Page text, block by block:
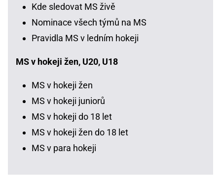
Kde sledovat MS živě
Nominace všech týmů na MS
Pravidla MS v ledním hokeji
MS v hokeji žen, U20, U18
MS v hokeji žen
MS v hokeji juniorů
MS v hokeji do 18 let
MS v hokeji žen do 18 let
MS v para hokeji